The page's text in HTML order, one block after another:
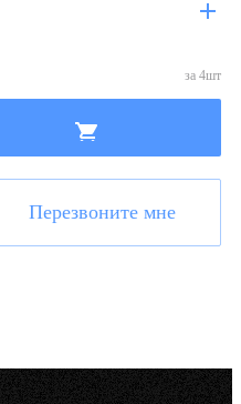
за 4шт
Перезвоните мне